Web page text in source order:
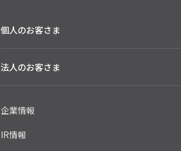
個人のお客さま
法人のお客さま
企業情報
IR情報